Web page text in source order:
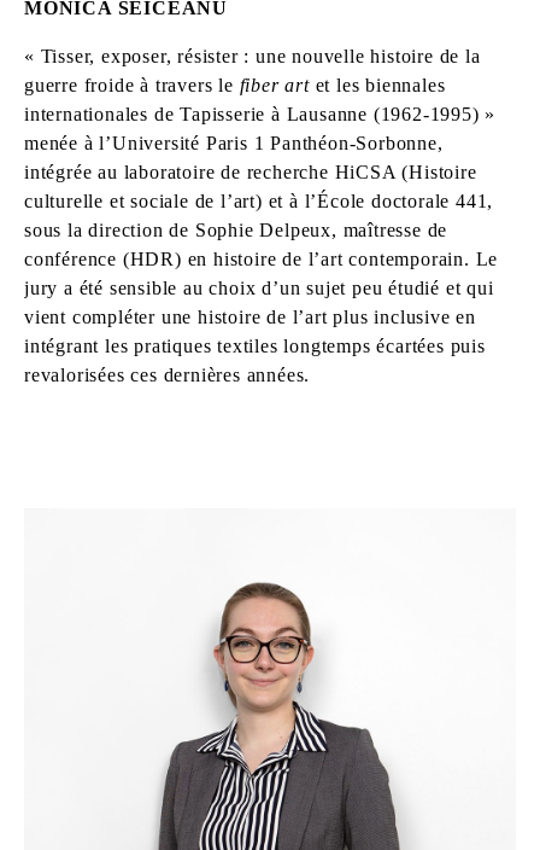
MONICA SEICEANU
« Tisser, exposer, résister : une nouvelle histoire de la
guerre froide à travers le fiber artet les biennales
internationales de Tapisserie à Lausanne (1962-1995) »
menée à l’Université Paris 1 Panthéon-Sorbonne,
intégrée au laboratoire de recherche HiCSA (Histoire
culturelle et sociale de l’art) et à l’École doctorale 441,
sous la direction de Sophie Delpeux, maîtresse de
conférence (HDR) en histoire de l’art contemporain. Le
jury a été sensible au choix d’un sujet peu étudié et qui
vient compléter une histoire de l’art plus inclusive en
intégrant les pratiques textiles longtemps écartées puis
revalorisées ces dernières années.